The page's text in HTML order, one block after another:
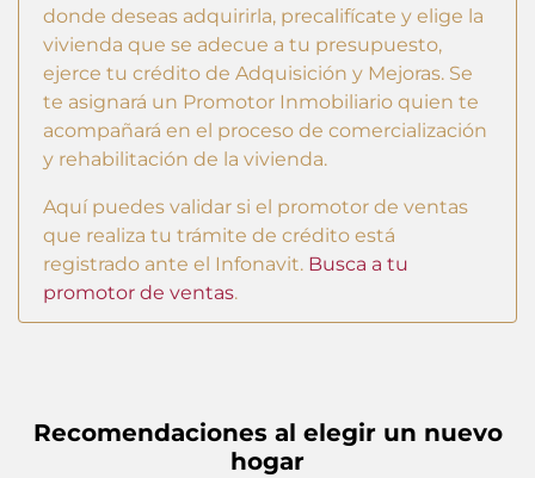
donde deseas adquirirla, precalifícate y elige la
vivienda que se adecue a tu presupuesto,
ejerce tu crédito de Adquisición y Mejoras. Se
te asignará un Promotor Inmobiliario quien te
acompañará en el proceso de comercialización
y rehabilitación de la vivienda.
Aquí puedes validar si el promotor de ventas
que realiza tu trámite de crédito está
registrado ante el Infonavit. Busca a tu
promotor de ventas.
Recomendaciones al elegir un nuevo
hogar